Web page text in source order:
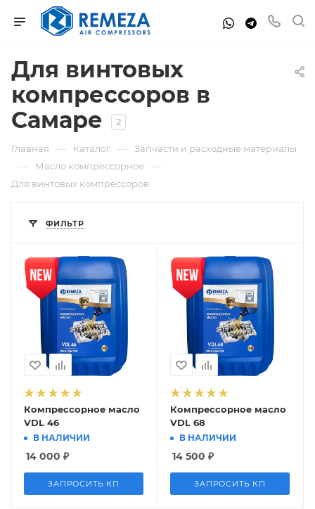
Для винтовых
компрессоров в
Самаре
2
Главная — Каталог — Запчасти и расходные материалы
— Масло компрессорное —
Для винтовых компрессоров
ФИЛЬТР
Компрессорное масло
VDL 46
В НАЛИЧИИ
14 000 ₽
ЗАПРОСИТЬ КП
Компрессорное масло
VDL 68
В НАЛИЧИИ
14 500 ₽
ЗАПРОСИТЬ КП